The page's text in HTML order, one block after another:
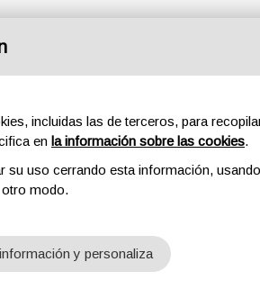
incluidas las de terceros, para
en la información sobre las cookies.
su uso cerrando esta información,
modo.
y personaliza